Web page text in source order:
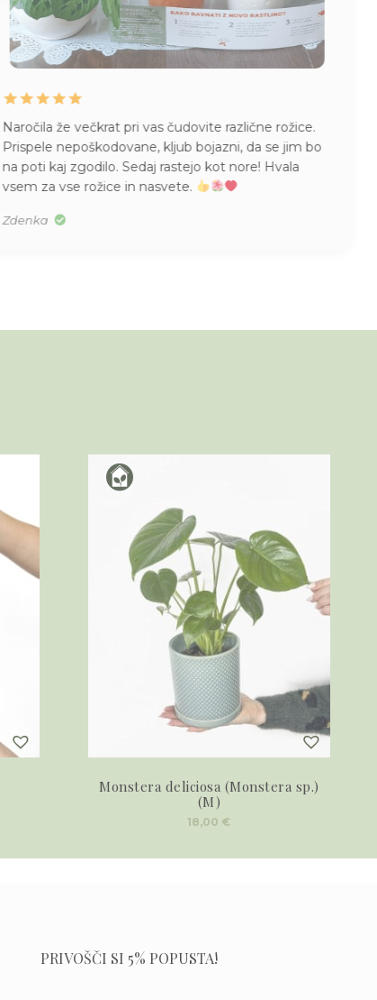
Naročila že večkrat pri vas čudovite različne rožice.
Prispele nepoškodovane, kljub bojazni, da se jim bo
na poti kaj zgodilo. Sedaj rastejo kot nore! Hvala
vsem za vse rožice in nasvete.
Zdenka
Monstera deliciosa (Monstera sp.)
(M)
18,00 €
PRIVOŠČI SI 5% POPUSTA!